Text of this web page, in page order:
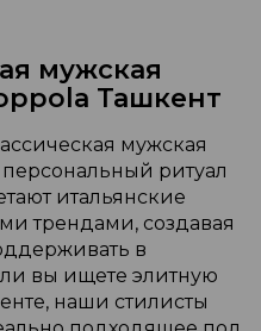
мужская
Ташкент
мужская
ритуал
итальянские
трендами, создавая
в
вы ищете элитную
наши стилисты